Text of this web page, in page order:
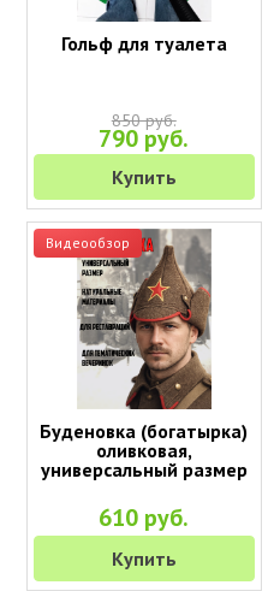
Гольф для туалета
850 руб.
790 руб.
Купить
Видеообзор
Буденовка (богатырка)
оливковая,
универсальный размер
610 руб.
Купить